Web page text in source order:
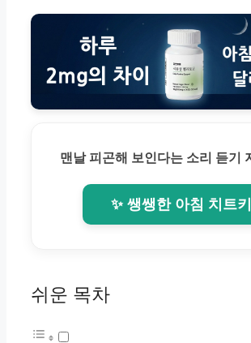
맨날 피곤해 보인다는 소리 듣기
✨ 쌩쌩한 아침 치트키
쉬운 목차